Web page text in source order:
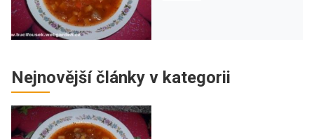
Nejnovější články v kategorii